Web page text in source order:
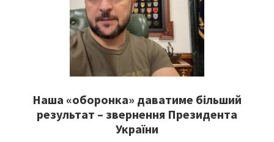
Наша «оборонка» даватиме більший
результат – звернення Президента
України